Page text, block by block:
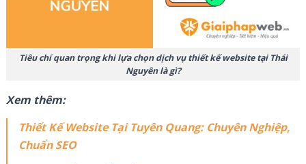
Tiêu chí quan trọng khi lựa chọn dịch vụ thiết kế website tại Thái
Nguyên là gì?
Xem thêm:
Thiết Kế Website Tại Tuyên Quang: Chuyên Nghiệp,
Chuẩn SEO